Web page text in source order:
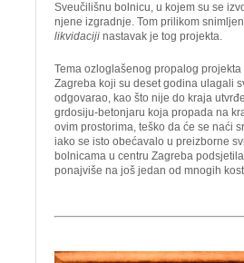
Sveučilišnu bolnicu, u kojem su se
njene izgradnje. Tom prilikom
likvidaciji nastavak je tog projekta.
Tema ozloglašenog propalog
Zagreba koji su deset godina ulagali
odgovarao, kao što nije do kraja
grdosiju-betonjaru koja propada na
ovim prostorima, teško da će se naći
iako se isto obećavalo u preizborne
bolnicama u centru Zagreba
ponajviše na još jedan od mnogih